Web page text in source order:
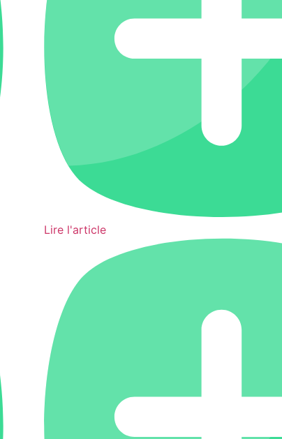
Lire l'article